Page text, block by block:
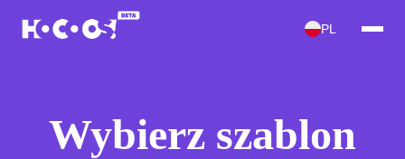
PL
Wybierz szablon